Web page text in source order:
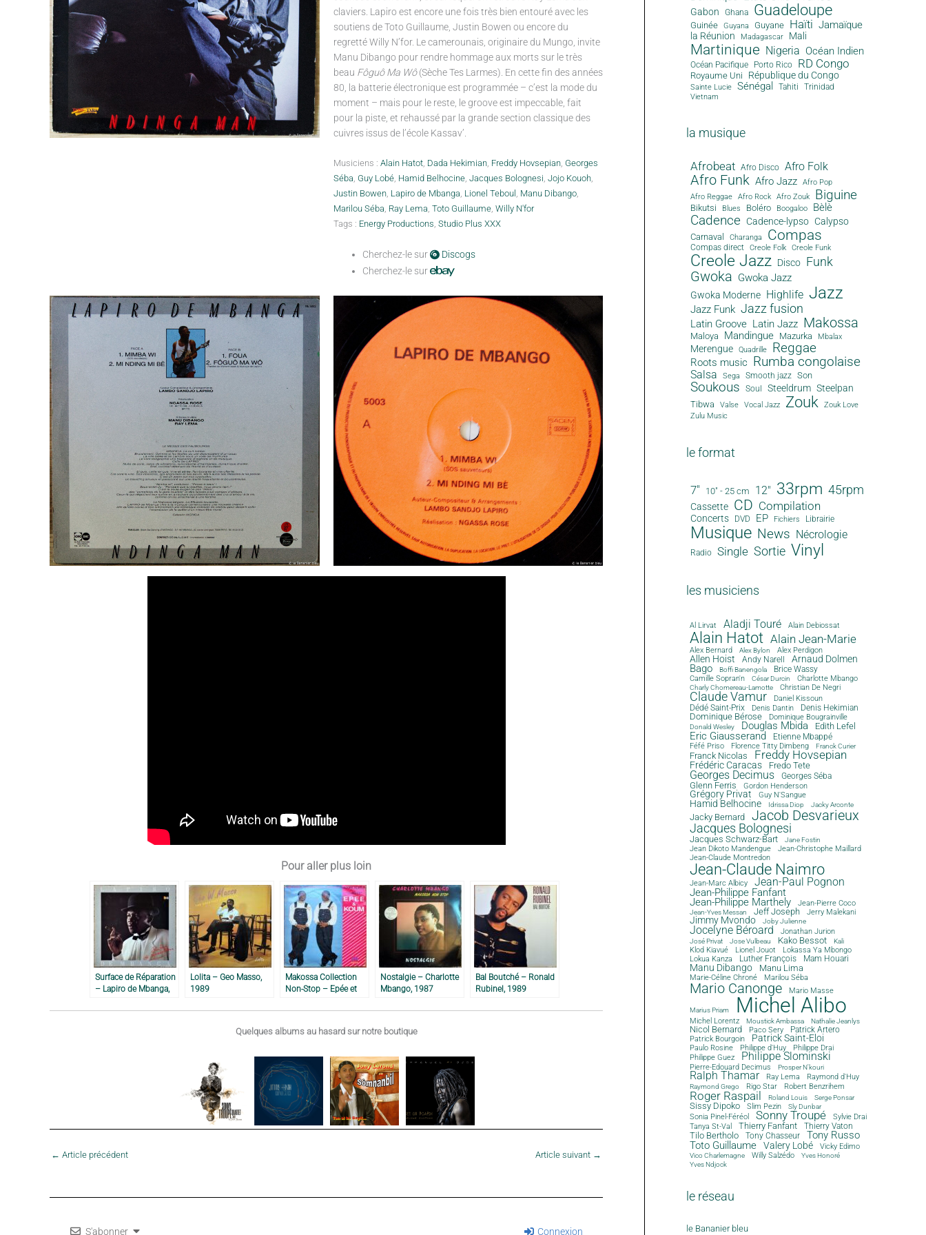
claviers. Lapiro est encore une fois très bien entouré avec les
soutiens de Toto Guillaume, Justin Bowen ou encore du
regretté Willy N’for. Le camerounais, originaire du Mungo, invite
Manu Dibango pour rendre hommage aux morts sur le très
beau Fôguô Ma Wô(Sèche Tes Larmes). En cette fin des années
80, la batterie électronique est programmée – c’est la mode du
moment – mais pour le reste, le groove est impeccable, fait
pour la piste, et rehaussé par la grande section classique des
cuivres issus de l’école Kassav’.
Musiciens : Alain Hatot, Dada Hekimian, Freddy Hovsepian, Georges
Séba, Guy Lobé, Hamid Belhocine, Jacques Bolognesi, Jojo Kouoh,
Justin Bowen, Lapiro de Mbanga, Lionel Teboul , Manu Dibango,
Marilou Séba, Ray Lema, Toto Guillaume, Willy N'for
Tags : Energy Productions, Studio Plus XXX
Cherchez-le sur
Discogs
Cherchez-le sur
Pour aller plus loin
Surface de Réparation
– Lapiro de Mbanga,
Lolita – Geo Masso,
1989
Makossa Collection
Non-Stop – Epée et
Nostalgie – Charlotte
Mbango, 1987
Bal Boutché – Ronald
Rubinel, 1989
Quelques albums au hasard sur notre boutique
← Article précédent Article suivant →
S'abonner Connexion
Gabon Ghana Guadeloupe
Guinée Guyana Guyane Haïti Jamaïque
la Réunion Madagascar Mali
Martinique Nigeria Océan Indien
Océan Pacifique Porto Rico RD Congo
Royaume Uni République du Congo
Sainte Lucie Sénégal Tahiti Trinidad
Vietnam
la musique
Afrobeat Afro Disco Afro Folk
Afro Funk Afro Jazz
Afro Pop
Afro Reggae
Afro Rock Afro Zouk Biguine
Bikutsi Blues Boléro Boogaloo Bèlè
Cadence Cadence-lypso Calypso
Carnaval Charanga Compas
Compas direct Creole Folk Creole Funk
Creole Jazz Disco Funk
Gwoka Gwoka Jazz
Gwoka Moderne Highlife Jazz
Jazz Funk Jazz fusion
Latin Groove Latin Jazz Makossa
Maloya Mandingue Mazurka Mbalax
Merengue Quadrille Reggae
Roots music Rumba congolaise
Salsa Sega Smooth jazz Son
Soukous Soul Steeldrum Steelpan
Tibwa Valse Vocal Jazz Zouk
Zouk Love
Zulu Music
le format
7" 10" - 25 cm 12" 33rpm 45rpm
Cassette CD Compilation
Concerts DVD EP Fichiers Librairie
Musique News Nécrologie
Radio Single Sortie Vinyl
les musiciens
Al Lirvat Aladji Touré Alain Debiossat
Alain Hatot Alain Jean-Marie
Alex Bernard Alex Bylon Alex Perdigon
Allen Hoist Andy Narell Arnaud Dolmen
Bago Boffi Banengola
Brice Wassy
Camille Sopran'n
César Durcin Charlotte Mbango
Charly Chomereau-Lamotte Christian De Negri
Claude Vamur Daniel Kissoun
Dédé Saint-Prix Denis Dantin Denis Hekimian
Dominique Bérose Dominique Bougrainville
Donald Wesley Douglas Mbida Edith Lefel
Eric Giausserand Etienne Mbappé
Féfé Priso Florence Titty Dimbeng Franck Curier
Franck Nicolas Freddy Hovsepian
Frédéric Caracas Fredo Tete
Georges Decimus Georges Séba
Glenn Ferris Gordon Henderson
Grégory Privat Guy N'Sangue
Hamid Belhocine Idrissa Diop Jacky Arconte
Jacky Bernard Jacob Desvarieux
Jacques Bolognesi
Jacques Schwarz-Bart Jane Fostin
Jean Dikoto Mandengue
Jean-Christophe Maillard
Jean-Claude Montredon
Jean-Claude Naimro
Jean-Marc Albicy Jean-Paul Pognon
Jean-Philippe Fanfant
Jean-Philippe Marthely Jean-Pierre Coco
Jean-Yves Messan Jeff Joseph Jerry Malekani
Jimmy Mvondo Joby Julienne
Jocelyne Béroard Jonathan Jurion
José Privat Jose Vulbeau Kako Bessot Kali
Klod Kiavué Lionel Jouot
Lokassa Ya Mbongo
Lokua Kanza
Luther François Mam Houari
Manu Dibango Manu Lima
Marie-Céline Chroné Marilou Séba
Mario Canonge Mario Masse
Marius Priam Michel Alibo
Michel Lorentz Moustick Ambassa Nathalie Jeanlys
Nicol Bernard Paco Sery
Patrick Artero
Patrick Bourgoin
Patrick Saint-Eloi
Paulo Rosine Philippe d'Huy
Philippe Drai
Philippe Guez
Philippe Slominski
Pierre-Edouard Decimus Prosper N'kouri
Ralph Thamar Ray Lema Raymond d'Huy
Raymond Grego Rigo Star Robert Benzrihem
Roger Raspail Roland Louis Serge Ponsar
Sissy Dipoko Slim Pezin Sly Dunbar
Sonia Pinel-Féréol Sonny Troupé Sylvie Drai
Tanya St-Val Thierry Fanfant Thierry Vaton
Tilo Bertholo Tony Chasseur
Tony Russo
Toto Guillaume
Valery Lobé Vicky Edimo
Vico Charlemagne Willy Salzédo
Yves Honoré
Yves Ndjock
le réseau
le Bananier bleu